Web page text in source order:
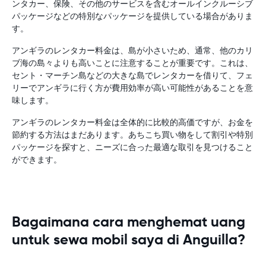
ンタカー、保険、その他のサービスを含むオールインクルーシブ
パッケージなどの特別なパッケージを提供している場合がありま
す。
アンギラのレンタカー料金は、島が小さいため、通常、他のカリ
ブ海の島々よりも高いことに注意することが重要です。これは、
セント・マーチン島などの大きな島でレンタカーを借りて、フェ
リーでアンギラに行く方が費用効率が高い可能性があることを意
味します。
アンギラのレンタカー料金は全体的に比較的高価ですが、お金を
節約する方法はまだあります。あちこち買い物をして割引や特別
パッケージを探すと、ニーズに合った最適な取引を見つけること
ができます。
Bagaimana cara menghemat uang
untuk sewa mobil saya di Anguilla?